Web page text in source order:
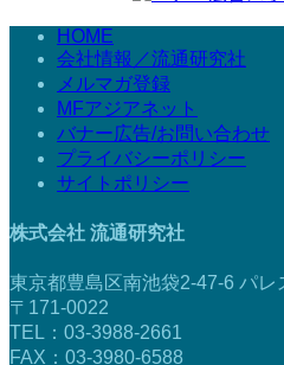
HOME
会社情報／流通研究社
メルマガ登録
MFアジアネット
バナー広告/お問い合わせ
プライバシーポリシー
サイトポリシー
株式会社 流通研究社
東京都豊島区南池袋2-47-6 パレ
〒171-0022
TEL：03-3988-2661
FAX：03-3980-6588